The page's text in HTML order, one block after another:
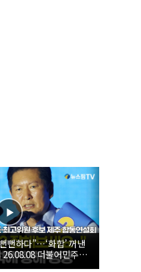
뻔하다”…‘화합’ 꺼낸
더불어민주당
제주 합동연설회